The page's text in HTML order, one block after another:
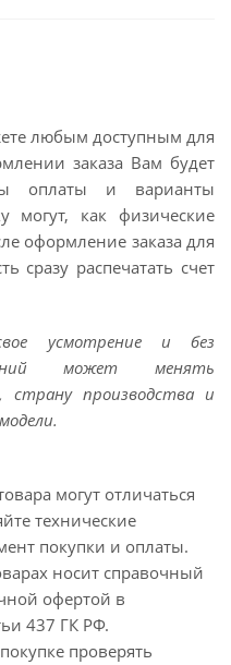
любым доступным для
заказа Вам будет
оплаты и варианты
могут, как физические
оформление заказа для
сразу распечатать счет
усмотрение и без
может менять
страну производства и
могут отличаться
технические
покупки и оплаты.
носит справочный
офертой в
437 ГК РФ.
проверять